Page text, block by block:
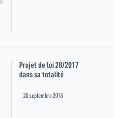
Projet de loi 28/2017
dans sa totalité
20 septembre 2018